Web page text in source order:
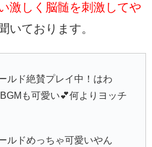
激しく脳髄を刺激してや
いております。
ルド絶賛プレイ中！はわ
も可愛い💕何よりヨッチ
ルドめっちゃ可愛いやん